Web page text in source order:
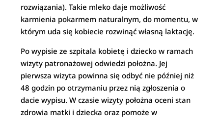
rozwiązania). Takie mleko daje możliwość
karmienia pokarmem naturalnym, do momentu, w
którym uda się kobiecie rozwinąć własną laktację.
Po wypisie ze szpitala kobietę i dziecko w ramach
wizyty patronażowej odwiedzi położna. Jej
pierwsza wizyta powinna się odbyć nie później niż
48 godzin po otrzymaniu przez nią zgłoszenia o
dacie wypisu. W czasie wizyty położna oceni stan
zdrowia matki i dziecka oraz pomoże w